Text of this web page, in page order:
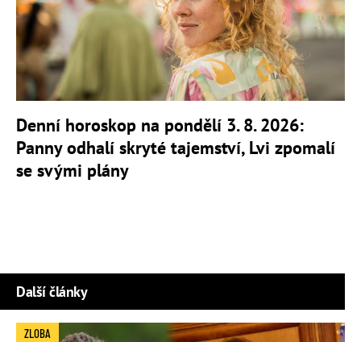
Denní horoskop na pondělí 3. 8. 2026:
Panny odhalí skryté tajemství, Lvi zpomalí
se svými plány
Další články
ZLOBA